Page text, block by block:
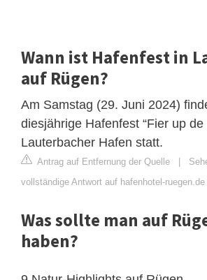
Wann ist Hafenfest in
auf Rügen?
Am Samstag (29. Juni 2024)
diesjährige Hafenfest “Fier up de
Lauterbacher Hafen statt.
Antrag auf Entfernung der Quelle
vollständige Antwort auf hafenhotel-ruegen.de
Was sollte man auf
haben?